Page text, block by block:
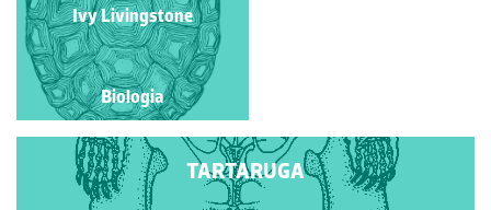
Ivy Livingstone
Biologia
TARTARUGA
Ivy Livingstone
Biologia